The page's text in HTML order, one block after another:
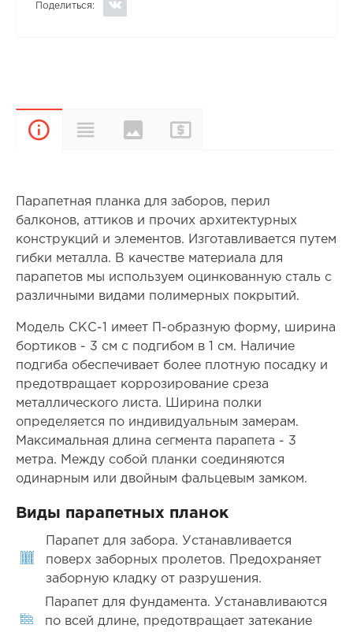
Поделиться:
ОписаниеХарактеристики
Цвета и
покрытия
Парапетная планка для заборов, перил
балконов, аттиков и прочих архитектурных
конструкций и элементов. Изготавливается путем
гибки металла. В качестве материала для
парапетов мы используем оцинкованную сталь с
различными видами полимерных покрытий.
Модель СКС-1 имеет П-образную форму, ширина
бортиков - 3 см с подгибом в 1 см. Наличие
подгиба обеспечивает более плотную посадку и
предотвращает коррозирование среза
металлического листа. Ширина полки
определяется по индивидуальным замерам.
Максимальная длина сегмента парапета - 3
метра. Между собой планки соединяются
одинарным или двойным фальцевым замком.
Виды парапетных планок
Парапет для забора. Устанавливается
поверх заборных пролетов. Предохраняет
заборную кладку от разрушения.
Парапет для фундамента. Устанавливаются
по всей длине, предотвращает затекание